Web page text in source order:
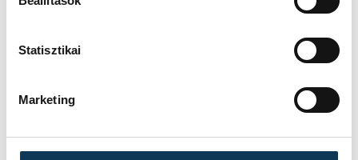
Statisztikai
Marketing